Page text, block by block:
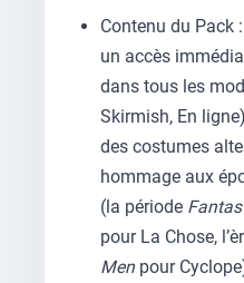
Contenu du Pack
un accès
dans tous les
Skirmish, En
des costumes
hommage aux
(la période
pour La Chose,
Menpour